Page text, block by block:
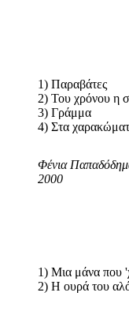
1) Παραβάτες
2) Του χρόνου η
3) Γράμμα
4) Στα
Φένια
2000
1) Μια μάνα που
2) Η ουρά του